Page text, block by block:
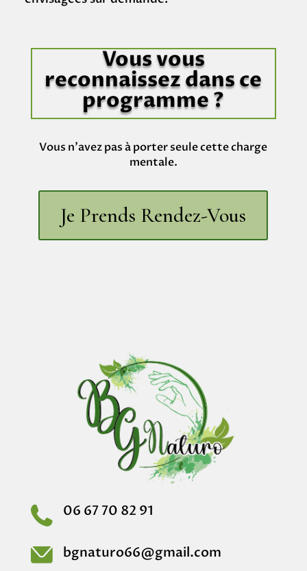
Vous vous
reconnaissez dans ce
programme ?
Vous n’avez pas à porter seule cette charge
mentale.
Je Prends Rendez-Vous
06 67 70 82 91
bgnaturo66@gmail.com